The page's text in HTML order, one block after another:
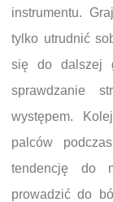
instrumentu.
tylko utrudnić
się do dalszej
sprawdzanie
występem.
palców
tendencję do
prowadzić do